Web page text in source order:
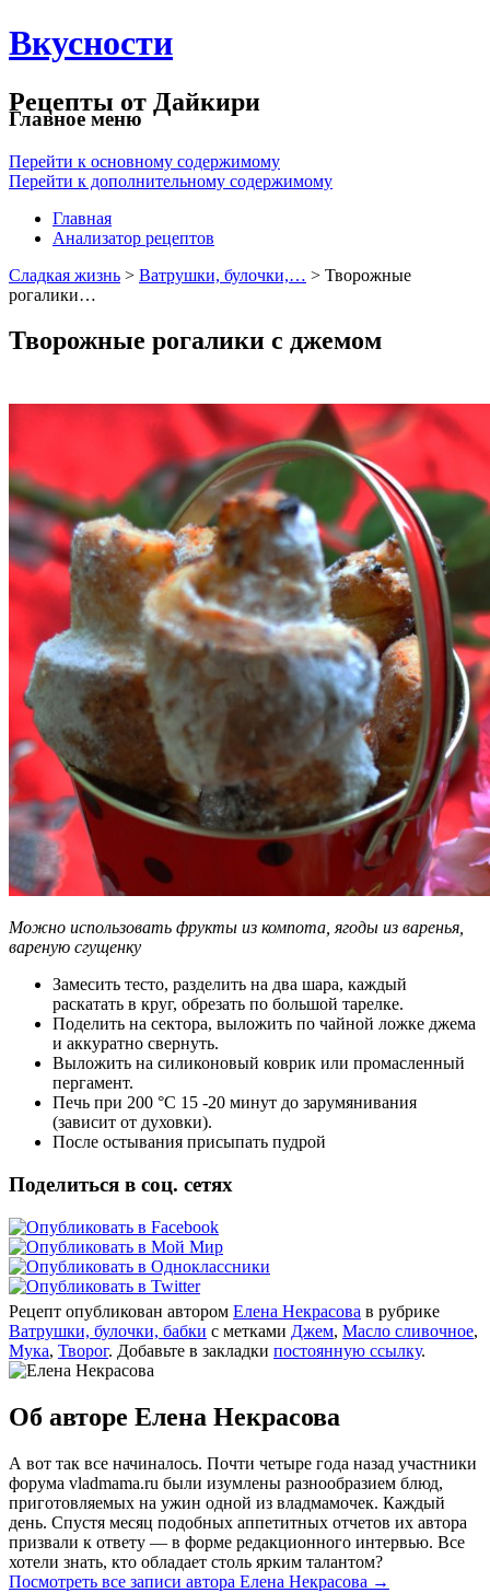
Вкусности
Рецепты от Дайкири
Главное меню
Перейти к основному содержимому
Перейти к дополнительному содержимому
Главная
Анализатор рецептов
Сладкая жизнь > Ватрушки, булочки,… > Творожные
рогалики…
Творожные рогалики с джемом
Можно использовать фрукты из компота, ягоды из варенья,
вареную сгущенку
Замесить тесто, разделить на два шара, каждый
раскатать в круг, обрезать по большой тарелке.
Поделить на сектора, выложить по чайной ложке джема
и аккуратно свернуть.
Выложить на силиконовый коврик или промасленный
пергамент.
Печь при 200 °С 15 -20 минут до зарумянивания
(зависит от духовки).
После остывания присыпать пудрой
Поделиться в соц. сетях
Рецепт опубликован автором Елена Некрасова в рубрике
Ватрушки, булочки, бабки с метками Джем, Масло сливочное,
Мука, Творог. Добавьте в закладки постоянную ссылку.
Об авторе Елена Некрасова
А вот так все начиналось. Почти четыре года назад участники
форума vladmama.ru были изумлены разнообразием блюд,
приготовляемых на ужин одной из владмамочек. Каждый
день. Спустя месяц подобных аппетитных отчетов их автора
призвали к ответу — в форме редакционного интервью. Все
хотели знать, кто обладает столь ярким талантом?
Посмотреть все записи автора Елена Некрасова →